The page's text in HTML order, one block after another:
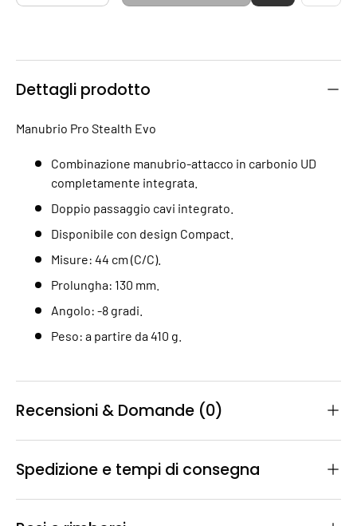
Dettagli prodotto
Manubrio Pro Stealth Evo
Combinazione manubrio-attacco in carbonio UD
completamente integrata.
Doppio passaggio cavi integrato.
Disponibile con design Compact.
Misure: 44 cm (C/C).
Prolungha: 130 mm.
Angolo: -8 gradi.
Peso: a partire da 410 g.
Recensioni & Domande (0)
Spedizione e tempi di consegna